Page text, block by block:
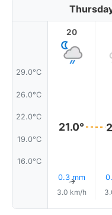
29.0°C
26.0°C
22.0°C
19.0°C
16.0°C
20
21.0°
0.3 mm
↑
3.0 km/h